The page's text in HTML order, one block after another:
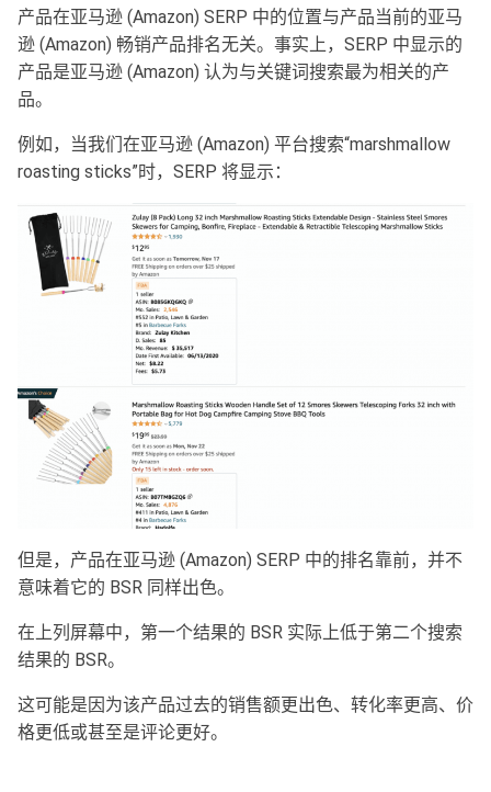
产品在亚马逊 (Amazon) SERP 中的位置与产品当前的亚马
逊 (Amazon) 畅销产品排名无关。事实上，SERP 中显示的
产品是亚马逊 (Amazon) 认为与关键词搜索最为相关的产
品。
例如，当我们在亚马逊 (Amazon) 平台搜索“marshmallow
roasting sticks”时，SERP 将显示：
但是，产品在亚马逊 (Amazon) SERP 中的排名靠前，并不
意味着它的 BSR 同样出色。
在上列屏幕中，第一个结果的 BSR 实际上低于第二个搜索
结果的 BSR。
这可能是因为该产品过去的销售额更出色、转化率更高、价
格更低或甚至是评论更好。